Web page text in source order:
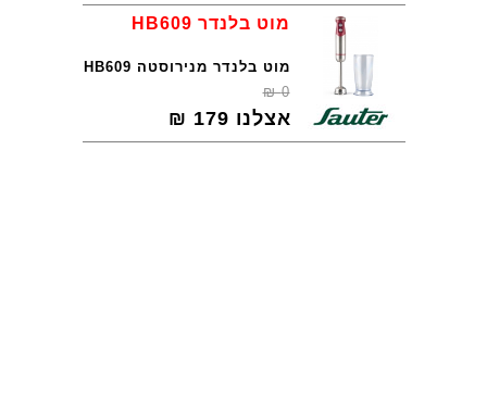
מוט בלנדר HB609
מוט בלנדר מנירוסטה HB609
0
₪
אצלנו 179
₪